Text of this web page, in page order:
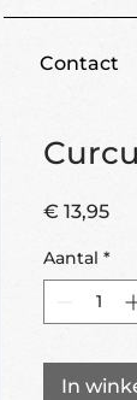
Contact
€ 13,95
Aantal *
In